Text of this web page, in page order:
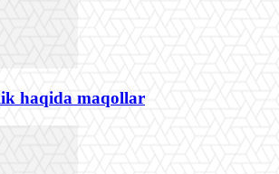
haqida maqollar